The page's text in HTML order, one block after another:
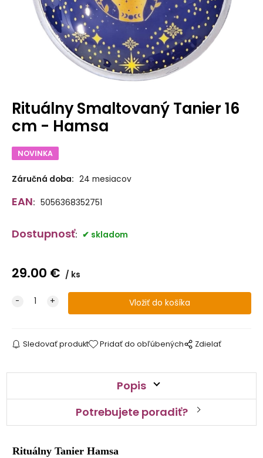
Rituálny Smaltovaný Tanier 16
cm - Hamsa
NOVINKA
Záručná doba: 24 mesiacov
EAN: 5056368352751
Dostupnosť: skladom
29.00 € ks
Sledovať produkt Pridať do obľúbených Zdielať
Popis
Potrebujete poradiť?
Rituálny Tanier Hamsa